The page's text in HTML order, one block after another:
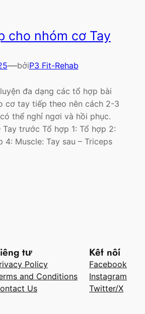
cho nhóm cơ Tay
—bởiP3 Fit-Rehab
đa dạng các tổ hợp bài
cơ tay tiếp theo nên cách 2-3
thể nghỉ ngơi và hồi phục.
Tay trước Tổ hợp 1: Tổ hợp 2:
4: Muscle: Tay sau – Triceps
tư
Policy
and Conditions
Us
Kết nối
Facebook
Instagram
Twitter/X